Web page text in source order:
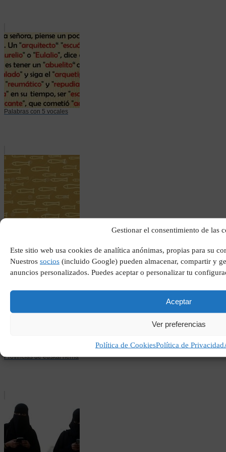
Gestionar el consentimiento de las
Este sitio web usa cookies de analítica anónimas, propias para su
Nuestros socios (incluido Google) pueden almacenar, compartir y
anuncios personalizados. Puedes aceptar o personalizar tu
Aceptar
Ver preferencias
Política de CookiesPolítica de Privacidad
Palabras con 5 vocales
Provincias de euskal herria